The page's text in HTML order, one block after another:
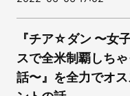
『チア☆ダン 〜女
スで全米制覇しち
話〜』を全力でオ